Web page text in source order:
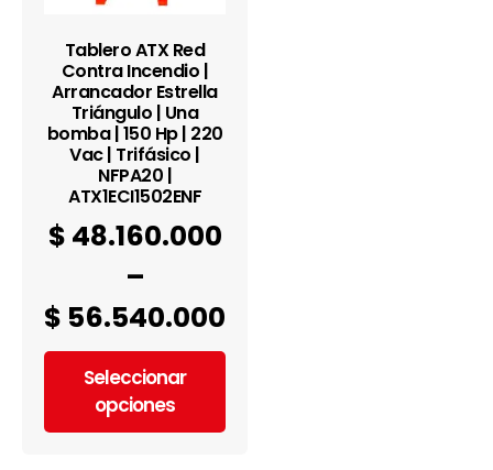
Tablero ATX Red
Contra Incendio |
Arrancador Estrella
Triángulo | Una
bomba | 150 Hp | 220
Vac | Trifásico |
NFPA20 |
ATX1ECI1502ENF
$ 48.160.000
–
$ 56.540.000
Seleccionar
opciones